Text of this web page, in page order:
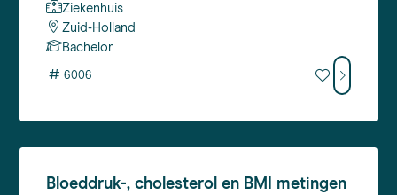
Ziekenhuis
Zuid-Holland
Bachelor
# 6006
Bloeddruk-,cholesterol en BMI metingen